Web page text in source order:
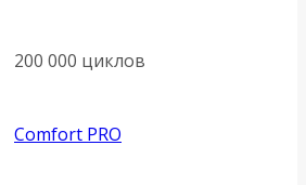
200 000 циклов
Comfort PRO